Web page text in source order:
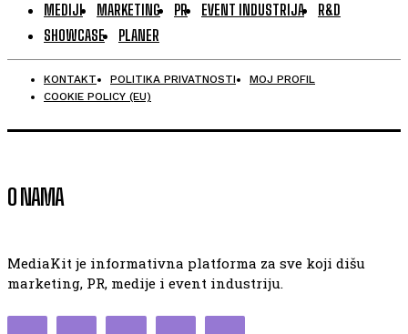
MEDIJI MARKETING PR EVENT INDUSTRIJA
R&D
SHOWCASE
PLANER
KONTAKT POLITIKA PRIVATNOSTI
MOJ PROFIL
COOKIE POLICY (EU)
O NAMA
MediaKit je informativna platforma za sve koji dišu
marketing, PR, medije i event industriju.